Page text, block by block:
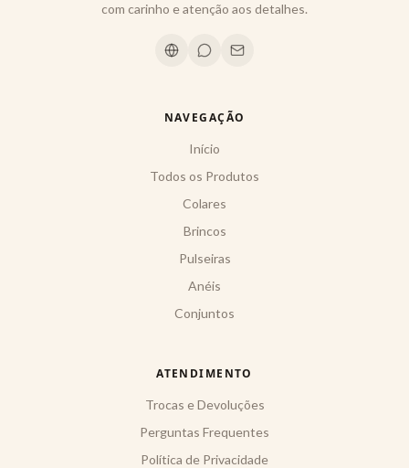
com carinho e atenção aos detalhes.
NAVEGAÇÃO
Início
Todos os Produtos
Colares
Brincos
Pulseiras
Anéis
Conjuntos
ATENDIMENTO
Trocas e Devoluções
Perguntas Frequentes
Política de Privacidade